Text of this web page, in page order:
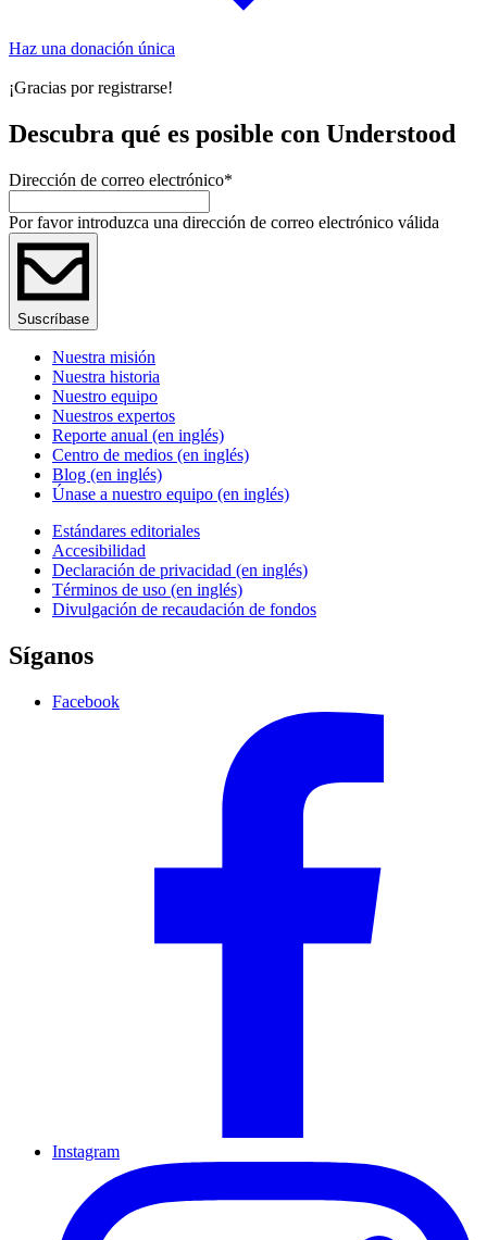
Haz una donación única
¡Gracias por registrarse!
Descubra qué es posible con Understood
Dirección de correo electrónico*
Por favor introduzca una dirección de correo electrónico válida
Suscríbase
Nuestra misión
Nuestra historia
Nuestro equipo
Nuestros expertos
Reporte anual (en inglés)
Centro de medios (en inglés)
Blog (en inglés)
Únase a nuestro equipo (en inglés)
Estándares editoriales
Accesibilidad
Declaración de privacidad (en inglés)
Términos de uso (en inglés)
Divulgación de recaudación de fondos
Síganos
Facebook
Instagram